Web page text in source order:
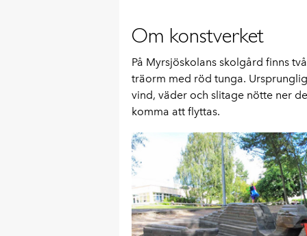
Om konstverket
På Myrsjöskolans skolgård finns
träorm med röd tunga.
vind, väder och slitage nötte ner
komma att flyttas.